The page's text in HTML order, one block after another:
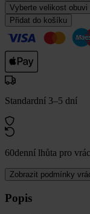
Vyberte velikost obuvi
Přidat do košíku
Standardní 3–5 dní
60denní lhůta pro
Zobrazit podmínky
Popis